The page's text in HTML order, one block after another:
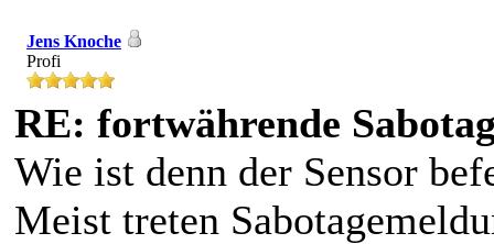
Jens Knoche
Profi
RE: fortwährende
Wie ist denn der Sensor
Meist treten